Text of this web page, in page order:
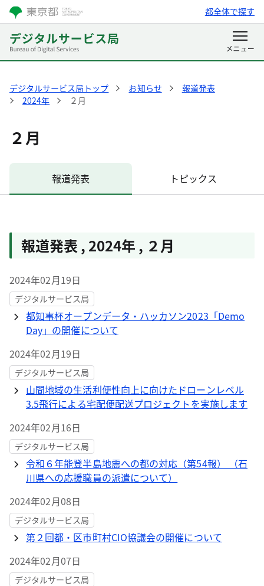
都全体で探す
デジタルサービス局トップ お知らせ
報道発表
2024年
２月
２月
報道発表 トピックス
報道発表 , 2024年 , ２月
2024年02月19日
デジタルサービス局
都知事杯オープンデータ・ハッカソン2023「Demo
Day」の開催について
2024年02月19日
デジタルサービス局
山間地域の生活利便性向上に向けたドローンレベル
3.5飛行による宅配便配送プロジェクトを実施します
2024年02月16日
デジタルサービス局
令和６年能登半島地震への都の対応（第54報） （石
川県への応援職員の派遣について）
2024年02月08日
デジタルサービス局
第２回都・区市町村CIO協議会の開催について
2024年02月07日
デジタルサービス局